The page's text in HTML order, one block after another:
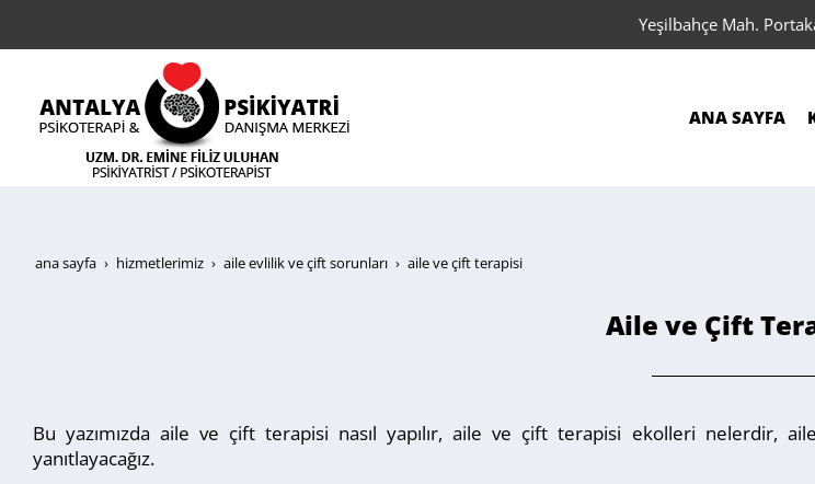
Yeşilbahçe Mah.
ANA SAYFA
ana sayfa hi̇zmetleri̇mi̇z aile evlilik ve çift sorunları aile ve çift terapisi
Aile ve Çift
Bu yazımızda aile ve çift terapisi nasıl yapılır, aile ve çift terapisi ekolleri nelerdir,
yanıtlayacağız.